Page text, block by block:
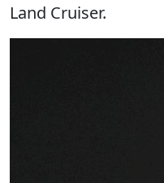
Land Cruiser.